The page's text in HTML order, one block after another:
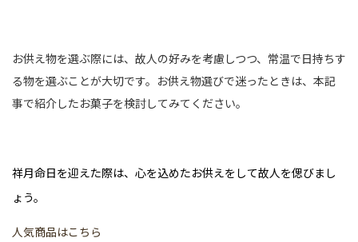
お供え物を選ぶ際には、故人の好みを考慮しつつ、常温で日持ちす
る物を選ぶことが大切です。お供え物選びで迷ったときは、本記
事で紹介したお菓子を検討してみてください。
祥月命日を迎えた際は、心を込めたお供えをして故人を偲びまし
ょう。
人気商品はこちら